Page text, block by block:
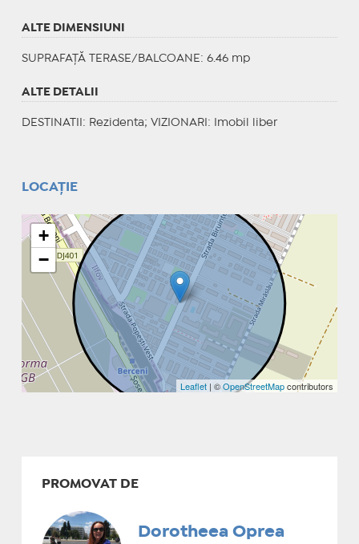
ALTE DIMENSIUNI
SUPRAFAȚĂ TERASE/BALCOANE: 6.46 mp
ALTE DETALII
DESTINATII : Rezidenta; VIZIONARI : Imobil liber
LOCAȚIE
+
−
Leaflet | ©OpenStreetMapcontributors
PROMOVAT DE
Dorotheea Oprea